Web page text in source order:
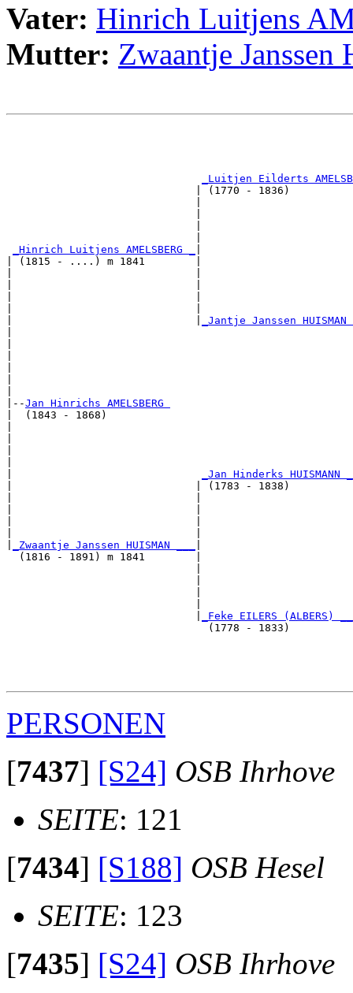
Vater: Hinrich Luitjens
Mutter: Zwaantje
_Luitjen Eilderts
| (1770 - 1836)
_Hinrich Luitjens AMELSBERG _
| (1815 - ....) m 1841        |
_Jantje Janssen HUISMAN
|--Jan Hinrichs AMELSBERG
|  (1843 - 1868)
_Jan Hinderks HUISMANN
|                             | (1783 - 1838)
_Zwaantje Janssen HUISMAN ___
  (1816 - 1891) m 1841        |
_Feke EILERS (ALBERS)
(1778 - 1833)
PERSONEN
[7437] [S24] OSB Ihrhove
SEITE: 121
[7434] [S188] OSB Hesel
SEITE: 123
[7435] [S24] OSB Ihrhove